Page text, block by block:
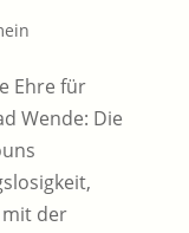
Ehre für
Wende: Die
der